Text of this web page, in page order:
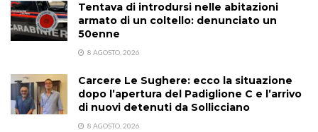
Tentava di introdursi nelle abitazioni
armato di un coltello: denunciato un
50enne
8 AGOSTO, 2026
Carcere Le Sughere: ecco la situazione
dopo l’apertura del Padiglione C e l’arrivo
di nuovi detenuti da Sollicciano
8 AGOSTO, 2026